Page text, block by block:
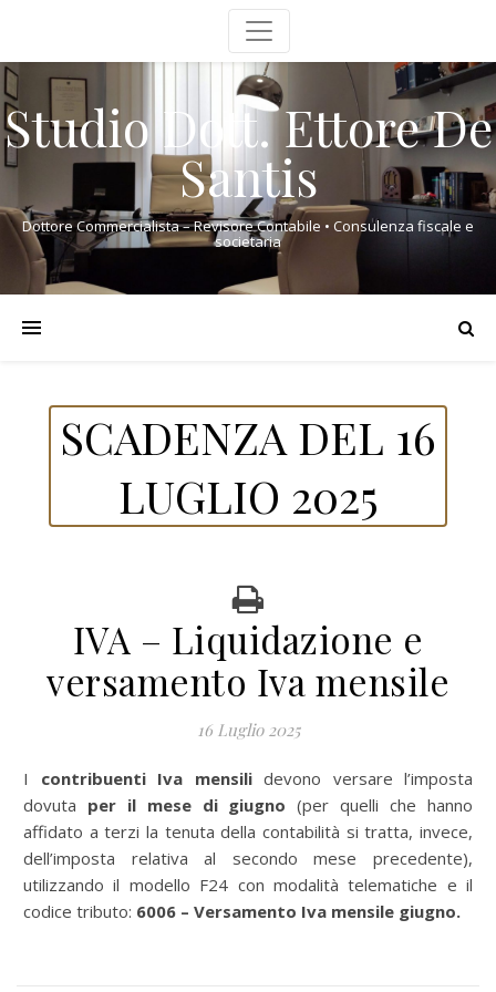
Studio Dott. Ettore De
Santis
Dottore Commercialista – Revisore Contabile • Consulenza fiscale e
societaria
SCADENZA DEL 16
LUGLIO 2025
IVA – Liquidazione e
versamento Iva mensile
16 Luglio 2025
contribuenti Iva mensilidevono versare l’imposta
dovuta per il mese di giugno(per quelli che hanno
affidato a terzi la tenuta della contabilità si tratta, invece,
dell’imposta relativa al secondo mese precedente),
utilizzando il modello F24 con modalità telematiche e il
codice tributo: 6006 – Versamento Iva mensile giugno.